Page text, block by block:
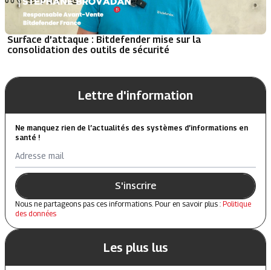
Surface d’attaque : Bitdefender mise sur la
consolidation des outils de sécurité
Lettre d'information
Ne manquez rien de l’actualités des systèmes d’informations en
santé !
Adresse mail
S'inscrire
Nous ne partageons pas ces informations. Pour en savoir plus : Politique
des données
Les plus lus